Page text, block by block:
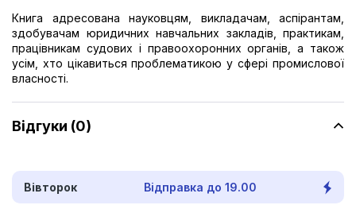
Книга адресована науковцям, викладачам, аспірантам,
здобувачам юридичних навчальних закладів, практикам,
працівникам судових і правоохоронних органів, а також
усім, хто цікавиться проблематикою у сфері промислової
власності.
Відгуки (0)
Вівторок Відправка до 19.00